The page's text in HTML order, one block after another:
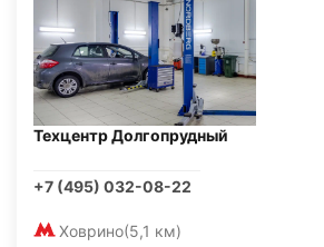
Техцентр Долгопрудный
+7 (495) 032-08-22
Ховрино(5,1 км)